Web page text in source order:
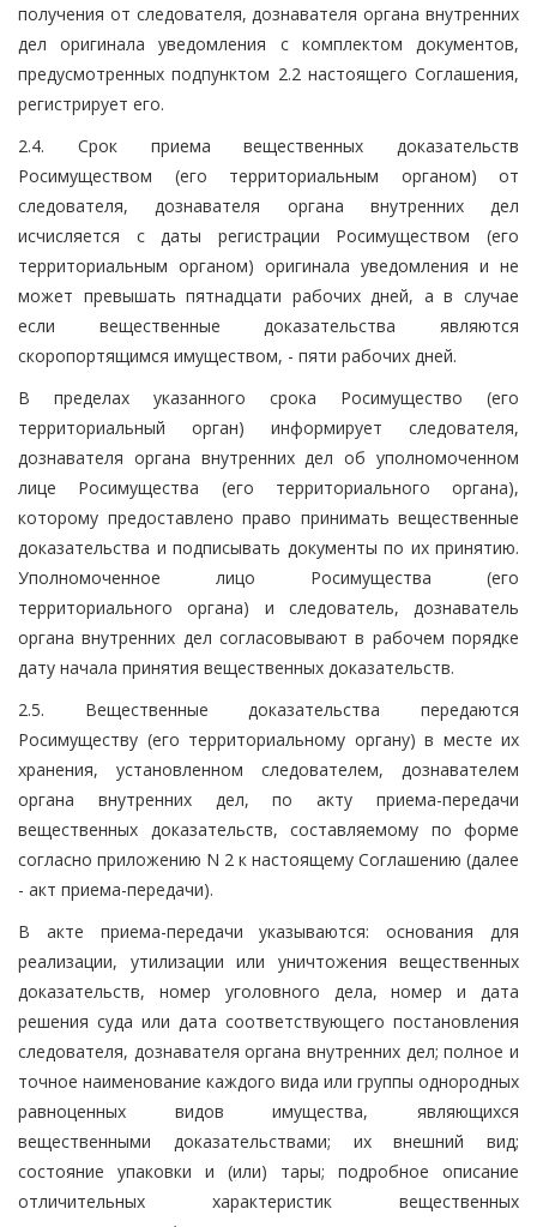
получения от следователя, дознавателя органа внутренних
дел оригинала уведомления с комплектом документов,
предусмотренных подпунктом 2.2 настоящего Соглашения,
регистрирует его.
2.4. Срок приема вещественных доказательств
Росимуществом (его территориальным органом) от
следователя, дознавателя органа внутренних дел
исчисляется с даты регистрации Росимуществом (его
территориальным органом) оригинала уведомления и не
может превышать пятнадцати рабочих дней, а в случае
если вещественные доказательства являются
скоропортящимся имуществом, - пяти рабочих дней.
В пределах указанного срока Росимущество (его
территориальный орган) информирует следователя,
дознавателя органа внутренних дел об уполномоченном
лице Росимущества (его территориального органа),
которому предоставлено право принимать вещественные
доказательства и подписывать документы по их принятию.
Уполномоченное лицо Росимущества (его
территориального органа) и следователь, дознаватель
органа внутренних дел согласовывают в рабочем порядке
дату начала принятия вещественных доказательств.
2.5. Вещественные доказательства передаются
Росимуществу (его территориальному органу) в месте их
хранения, установленном следователем, дознавателем
органа внутренних дел, по акту приема-передачи
вещественных доказательств, составляемому по форме
согласно приложению N 2 к настоящему Соглашению (далее
- акт приема-передачи).
В акте приема-передачи указываются: основания для
реализации, утилизации или уничтожения вещественных
доказательств, номер уголовного дела, номер и дата
решения суда или дата соответствующего постановления
следователя, дознавателя органа внутренних дел; полное и
точное наименование каждого вида или группы однородных
равноценных видов имущества, являющихся
вещественными доказательствами; их внешний вид;
состояние упаковки и (или) тары; подробное описание
отличительных характеристик вещественных